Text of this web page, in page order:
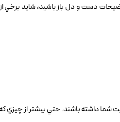
توضيحات دست و دل باز باشيد، شايد
داشته باشند. حتي بيشتر از چيزي که